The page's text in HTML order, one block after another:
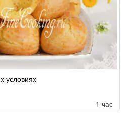
условиях
1 час